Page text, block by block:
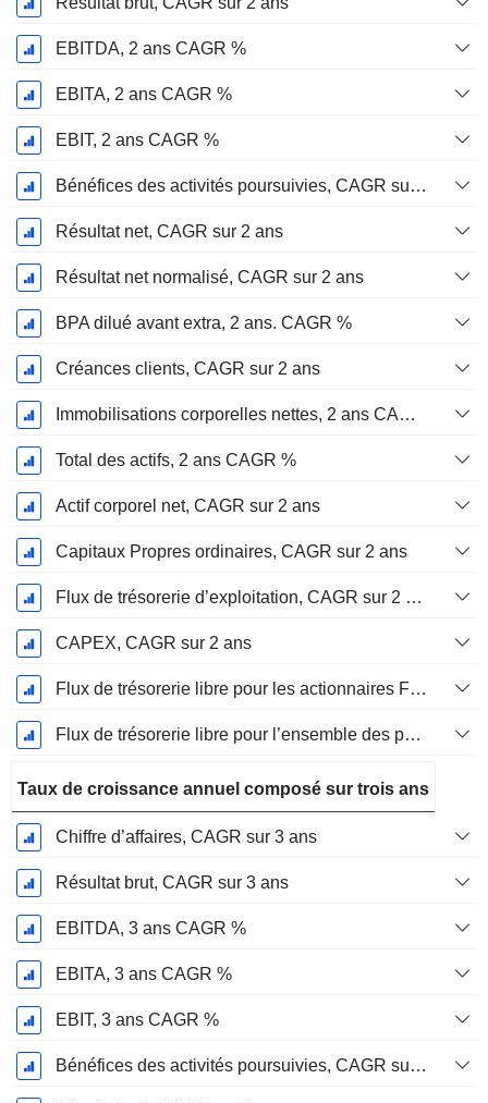
EBITDA, 2 ans CAGR %
EBITA, 2 ans CAGR %
EBIT, 2 ans CAGR %
Bénéfices des activités poursuivies, CAGR sur 2 ans
Résultat net, CAGR sur 2 ans
Résultat net normalisé, CAGR sur 2 ans
BPA dilué avant extra, 2 ans. CAGR %
Créances clients, CAGR sur 2 ans
Immobilisations corporelles nettes, 2 ans CAGR %
Total des actifs, 2 ans CAGR %
Actif corporel net, CAGR sur 2 ans
Capitaux Propres ordinaires, CAGR sur 2 ans
Flux de trésorerie d’exploitation, CAGR sur 2 ans
CAPEX, CAGR sur 2 ans
Flux de trésorerie libre pour les actionnaires FCFE, CAGR sur 2 ans
Flux de trésorerie libre pour l’ensemble des pourvoyeurs de fonds (créanciers et actionnaires) FCFF, CAGR sur 2 ans
Taux de croissance annuel composé sur trois ans
Chiffre d’affaires, CAGR sur 3 ans
Résultat brut, CAGR sur 3 ans
EBITDA, 3 ans CAGR %
EBITA, 3 ans CAGR %
EBIT, 3 ans CAGR %
Bénéfices des activités poursuivies, CAGR sur 3 ans